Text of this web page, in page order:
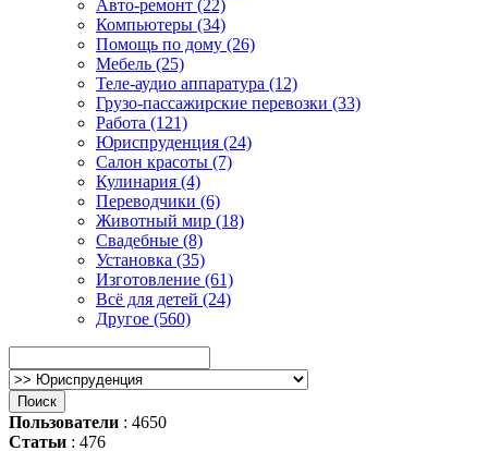
Авто-ремонт (22)
Компьютеры (34)
Помощь по дому (26)
Мебель (25)
Теле-аудио аппаратура (12)
Грузо-пассажирские перевозки (33)
Работа (121)
Юриспруденция (24)
Салон красоты (7)
Кулинария (4)
Переводчики (6)
Животный мир (18)
Свадебные (8)
Установка (35)
Изготовление (61)
Всё для детей (24)
Другое (560)
Пользователи : 4650
Статьи : 476